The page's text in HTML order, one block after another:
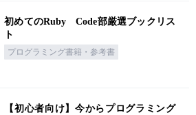
初めてのRuby Code部厳選ブックリス
ト
プログラミング書籍・参考書
【初心者向け】今からプログラミング